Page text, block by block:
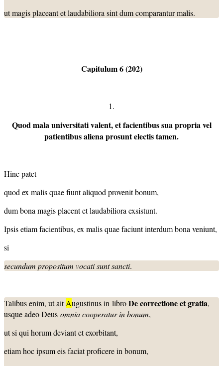
ut magis placeant et laudabiliora sint dum comparantur malis.
Capitulum 6 (202)
1.
Quod mala universitati valent, et facientibus sua propria vel
patientibus aliena prosunt electis tamen.
Hinc patet
quod ex malis quae fiunt aliquod provenit bonum,
dum bona magis placent et laudabiliora exsistunt.
Ipsis etiam facientibus, ex malis quae faciunt interdum bona veniunt,
si
secundum propositum vocati sunt sancti.
Talibus enim, ut aitAugustinus in libroDe correctione et gratia,
usque adeo Deus omnia cooperatur in bonum,
ut si qui horum deviant et exorbitant,
etiam hoc ipsum eis faciat proficere in bonum,